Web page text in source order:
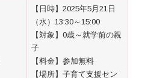
【日時】2025年5月21日
（水）13:30～15:00
【対象】0歳～就学前の親
子
【料金】参加無料
【場所】子育て支援セン